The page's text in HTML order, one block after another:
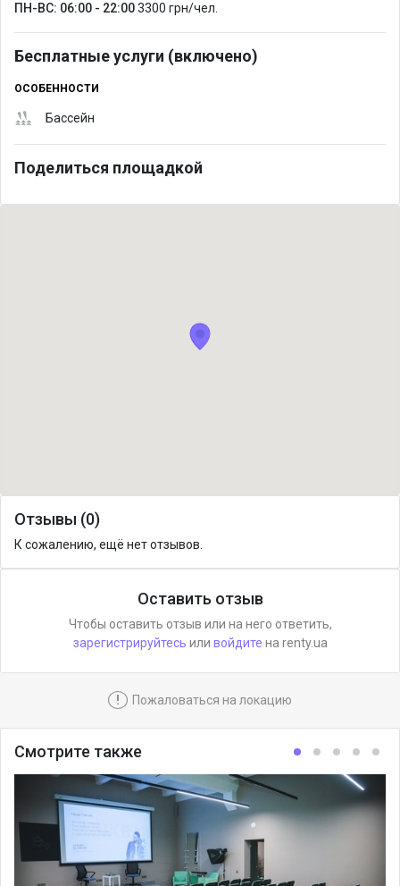
ПН-ВС: 06:00 - 22:003300 грн/чел.
Бесплатные услуги (включено)
ОСОБЕННОСТИ
Бассейн
Поделиться площадкой
Отзывы (0)
К сожалению, ещё нет отзывов.
Оставить отзыв
Чтобы оставить отзыв или на него ответить,
зарегистрируйтесь или войдите на renty.ua
! Пожаловаться на локацию
Смотрите также